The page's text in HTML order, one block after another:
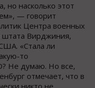
но насколько этот
— говорит
Центра военных
штата Вирджиния,
«Стала ли
то
Не думаю. Но все,
отмечает, что в